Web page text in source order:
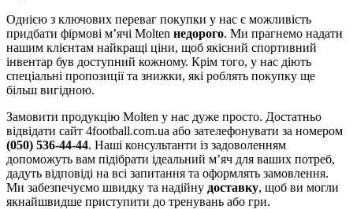
Однією з ключових переваг покупки у нас є можливість
придбати фірмові м’ячі Molten недорого. Ми прагнемо надати
нашим клієнтам найкращі ціни, щоб якісний спортивний
інвентар був доступний кожному. Крім того, у нас діють
спеціальні пропозиції та знижки, які роблять покупку ще
більш вигідною.
Замовити продукцію Molten у нас дуже просто. Достатньо
відвідати сайт 4football.com.ua або зателефонувати за номером
(050) 536-44-44. Наші консультанти із задоволенням
допоможуть вам підібрати ідеальний м’яч для ваших потреб,
дадуть відповіді на всі запитання та оформлять замовлення.
Ми забезпечуємо швидку та надійну доставку, щоб ви могли
якнайшвидше приступити до тренувань або гри.